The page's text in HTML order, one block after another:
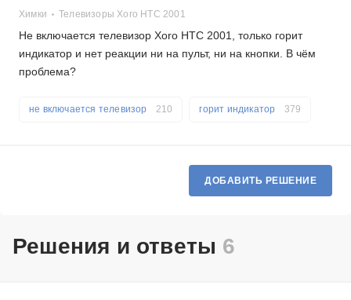
Химки Телевизоры Xoro HTC 2001
Не включается телевизор Xoro HTC 2001, только горит
индикатор и нет реакции ни на пульт, ни на кнопки. В чём
проблема?
горит индикатор 379
не включается телевизор 210
ДОБАВИТЬ РЕШЕНИЕ
Решения и ответы 6